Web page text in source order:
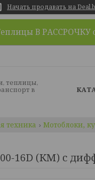
Начать продавать на
В РАССРОЧКУ
теплицы,
в
техника Мотоблоки,
16D (КМ) с